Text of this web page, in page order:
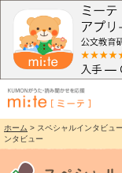
ホーム > スペシャルインタビュ
ンタビュー